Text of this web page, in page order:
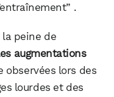
.
la peine de
augmentations
lors des
lourdes et des